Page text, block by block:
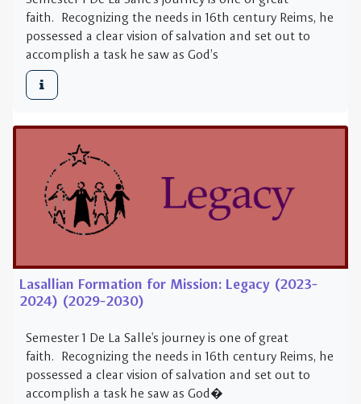
Lasallian Formation for Mission: Legacy (2023-
2024) (2029-2030)
Semester 1 De La Salle's journey is one of great
possessed a clear vision of salvation and set out to
accomplish a task he saw as God�